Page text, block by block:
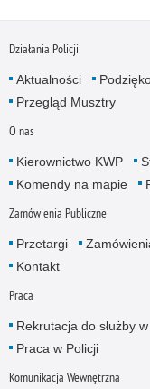
Działania Policji
Aktualności
Przegląd Musztry
O nas
Kierownictwo KWP
Komendy na mapie
Zamówienia Publiczne
Przetargi
Kontakt
Praca
Rekrutacja do służby
Praca w Policji
Komunikacja Wewnętrzna